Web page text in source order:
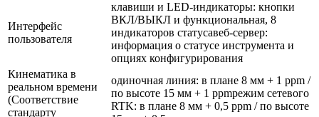
Интерфейс
пользователя
клавиши и LED-индикаторы: кнопки
ВКЛ/ВЫКЛ и функциональная, 8
индикаторов статусавеб-сервер:
информация о статусе инструмента и
опциях конфигурирования
Кинематика в
реальном времени
(Соответствие
стандарту
одиночная линия: в плане 8 мм + 1 ppm /
по высоте 15 мм + 1 ppmрежим сетевого
RTK: в плане 8 мм + 0,5 ppm / по высоте